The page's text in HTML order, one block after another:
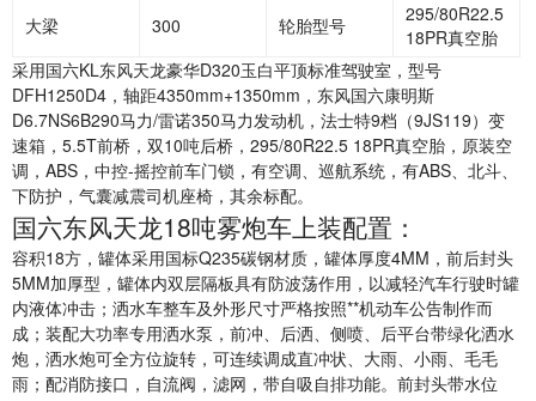
大梁 300 轮胎型号
295/80R22.5
18PR真空胎
采用国六KL东风天龙豪华D320玉白平顶标准驾驶室，型号
DFH1250D4，轴距4350mm+1350mm，东风国六康明斯
D6.7NS6B290马力/雷诺350马力发动机，法士特9档（9JS119）变
速箱，5.5T前桥，双10吨后桥，295/80R22.5 18PR真空胎，原装空
调，ABS，中控-摇控前车门锁，有空调、巡航系统，有ABS、北斗、
下防护，气囊减震司机座椅，其余标配。
国六东风天龙18吨雾炮车上装配置：
容积18方，罐体采用国标Q235碳钢材质，罐体厚度4MM，前后封头
5MM加厚型，罐体内双层隔板具有防波荡作用，以减轻汽车行驶时罐
内液体冲击；洒水车整车及外形尺寸严格按照**机动车公告制作而
成；装配大功率专用洒水泵，前冲、后洒、侧喷、后平台带绿化洒水
炮，洒水炮可全方位旋转，可连续调成直冲状、大雨、小雨、毛毛
雨；配消防接口，自流阀，滤网，带自吸自排功能。前封头带水位